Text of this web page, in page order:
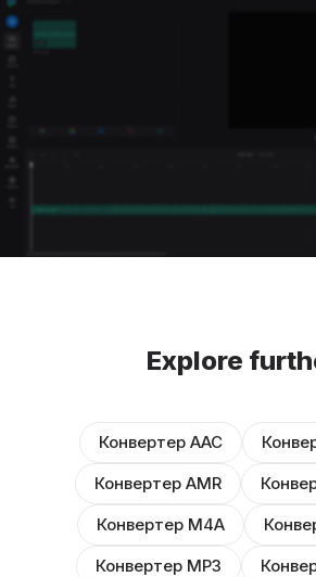
Explore
Конвертер AAC
Конвертер AMR
Конвертер M4A
Конвертер MP3